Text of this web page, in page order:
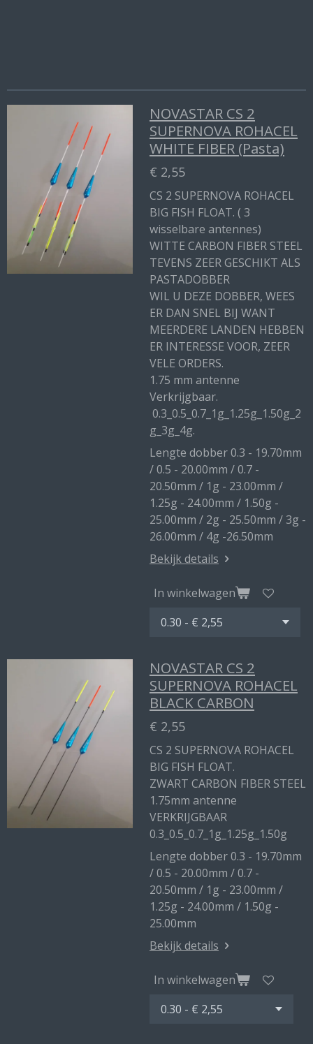
NOVASTAR CS 2
SUPERNOVA ROHACEL
WHITE FIBER (Pasta)
€ 2,55
CS 2 SUPERNOVA ROHACEL
BIG FISH FLOAT. ( 3
wisselbare antennes)
WITTE CARBON FIBER STEEL
TEVENS ZEER GESCHIKT ALS
PASTADOBBER
WIL U DEZE DOBBER, WEES
ER DAN SNEL BIJ WANT
MEERDERE LANDEN HEBBEN
ER INTERESSE VOOR, ZEER
VELE ORDERS.
1.75 mm antenne
Verkrijgbaar.
0.3_0.5_0.7_1g_1.25g_1.50g_2
g_3g_4g.
Lengte dobber 0.3 - 19.70mm
/ 0.5 - 20.00mm / 0.7 -
20.50mm / 1g - 23.00mm /
1.25g - 24.00mm / 1.50g -
25.00mm / 2g - 25.50mm / 3g -
26.00mm / 4g -26.50mm
Bekijk details
In winkelwagen
NOVASTAR CS 2
SUPERNOVA ROHACEL
BLACK CARBON
€ 2,55
CS 2 SUPERNOVA ROHACEL
BIG FISH FLOAT.
ZWART CARBON FIBER STEEL
1.75mm antenne
VERKRIJGBAAR
0.3_0.5_0.7_1g_1.25g_1.50g
Lengte dobber 0.3 - 19.70mm
/ 0.5 - 20.00mm / 0.7 -
20.50mm / 1g - 23.00mm /
1.25g - 24.00mm / 1.50g -
25.00mm
Bekijk details
In winkelwagen